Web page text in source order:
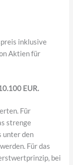
inklusive
Aktien für
EUR.
Für
strenge
unter den
Für das
bei